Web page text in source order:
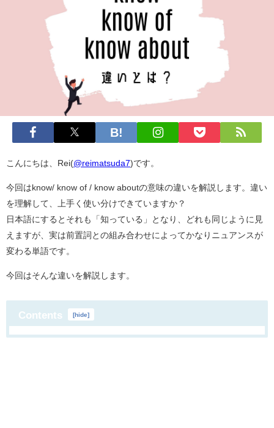
こんにちは、Rei(@reimatsuda7)です。
今回はknow/ know of / know aboutの意味の違いを解説します。 違い
を理解して、上手く使い分けできていますか？
日本語にするとそれも「知っている」となり、どれも同じように見
えますが、実は前置詞との組み合わせによってかなりニュアンスが
変わる単語です。
今回はそんな違いを解説します。
Contents [hide]